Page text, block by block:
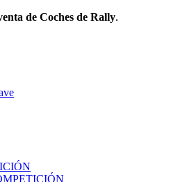
de Coches de Rally.